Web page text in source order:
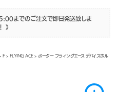
までのご注文で即日発送致しま
》
F > FLYING ACE > ポーター フライングエース デバイスホル